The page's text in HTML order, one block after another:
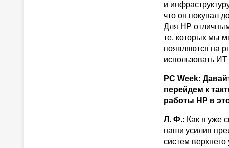
и
что он покупал
Для HP
те, которых мы
появляются на
использовать
PC Week:
перейдем к
работы HP в
Л. Ф.: Как я уже
наши усилия
систем